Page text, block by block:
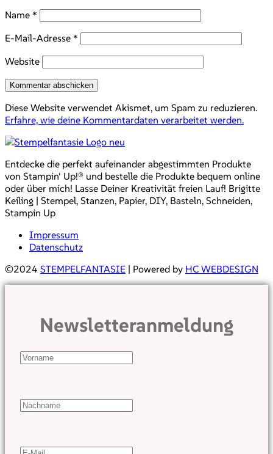
Name *
E-Mail-Adresse *
Website
Diese Website verwendet Akismet, um Spam zu reduzieren.
Erfahre, wie deine Kommentardaten verarbeitet werden.
Entdecke die perfekt aufeinander abgestimmten Produkte
von Stampin‘ Up!® und bestelle die Produkte bequem online
oder über mich! Lasse Deiner Kreativität freien Lauf! Brigitte
Keiling | Stempel, Stanzen, Papier, DIY, Basteln, Schneiden,
Stampin Up
Impressum
Datenschutz
©2024 STEMPELFANTASIE | Powered by HC WEBDESIGN
Newsletteranmeldung